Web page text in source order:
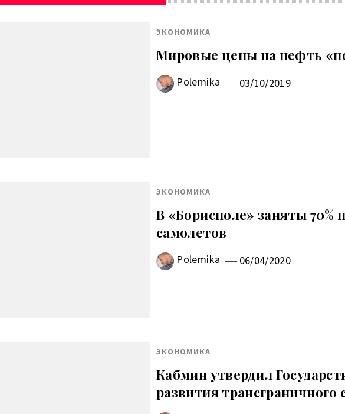
ЭКОНОМИКА
Мировые цены на нефть
Polemika 03/10/2019
ЭКОНОМИКА
В «Борисполе» заняты 70%
самолетов
Polemika 06/04/2020
ЭКОНОМИКА
Кабмин утвердил
развития трансграничного